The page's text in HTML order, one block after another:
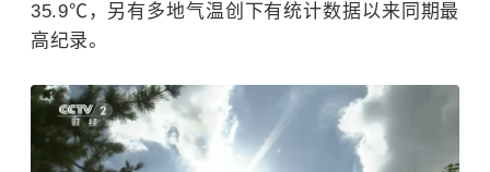
35.9℃，另有多地气温创下有统计数据以来同期最
高纪录。